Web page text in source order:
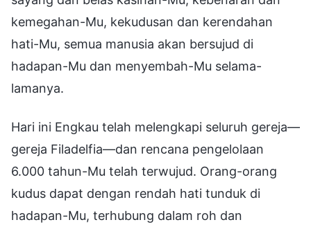
kemegahan-Mu, kekudusan dan kerendahan
hati-Mu, semua manusia akan bersujud di
hadapan-Mu dan menyembah-Mu selama-
lamanya.
Hari ini Engkau telah melengkapi seluruh gereja—
gereja Filadelfia—dan rencana pengelolaan
6.000 tahun-Mu telah terwujud. Orang-orang
kudus dapat dengan rendah hati tunduk di
hadapan-Mu, terhubung dalam roh dan